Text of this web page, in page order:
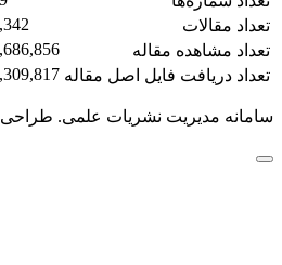
تعداد مقالات
تعداد مشاهده مقاله
تعداد دریافت فایل اصل مقاله
سامانه مدیریت نشریات علمی. طراحی